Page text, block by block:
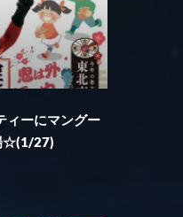
ィーにマングー
☆(1/27)